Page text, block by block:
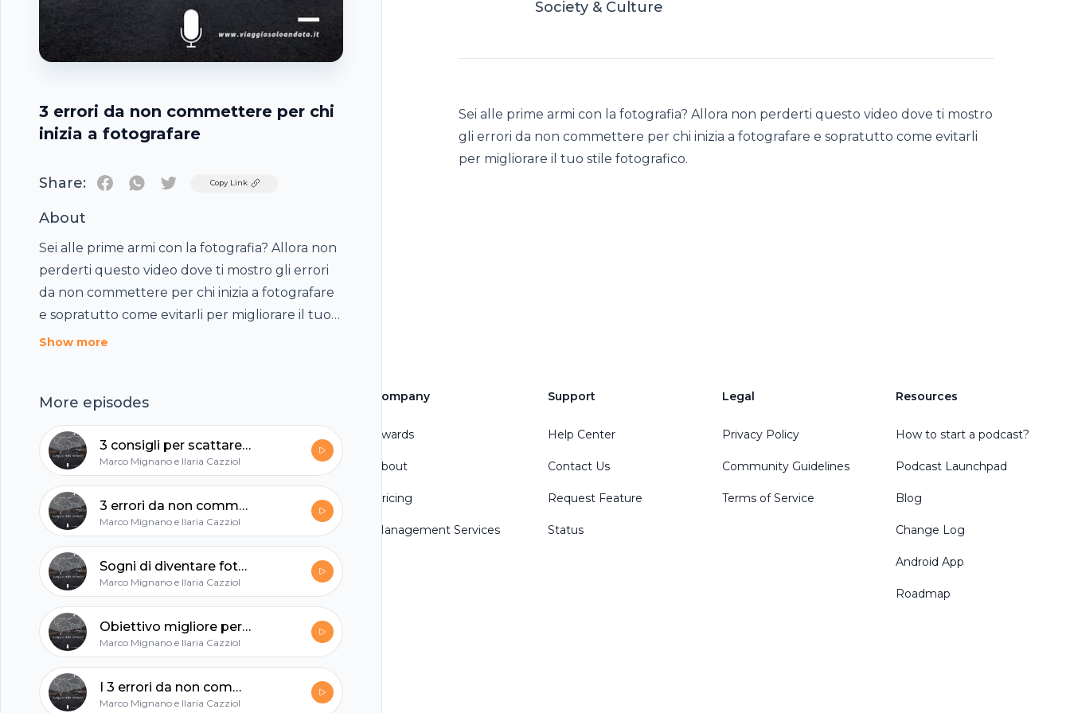
3 errori da non commettere per chi
inizia a fotografare
Share: TwitterCopy Link
About
Sei alle prime armi con la fotografia? Allora non
perderti questo video dove ti mostro gli errori
da non commettere per chi inizia a fotografare
e sopratutto come evitarli per migliorare il tuo
stile fotografico.
Show more
More episodes
3 consigli per scattare belle foto durante i trekking
Marco Mignano e Ilaria Cazziol
3 errori da non commettere per chi inizia a fotografare
Marco Mignano e Ilaria Cazziol
Sogni di diventare fotoreporter? Ecco come funziona
Marco Mignano e Ilaria Cazziol
Obiettivo migliore per iniziare a fotografare
Marco Mignano e Ilaria Cazziol
I 3 errori da non commettere nella fotografia di viaggio
Marco Mignano e Ilaria Cazziol
Society & Culture
Sei alle prime armi con la fotografia? Allora non perderti questo video dove ti mostro
gli errori da non commettere per chi inizia a fotografare e sopratutto come evitarli
per migliorare il tuo stile fotografico.
Footer
hubhopper
All in one podcasting platform.
Start my podcast
Company
Awards
About
Pricing
Management Services
Support
Help Center
Contact Us
Request Feature
Status
Legal
Privacy Policy
Community Guidelines
Terms of Service
Resources
How to start a podcast?
Podcast Launchpad
Blog
Change Log
Android App
Roadmap